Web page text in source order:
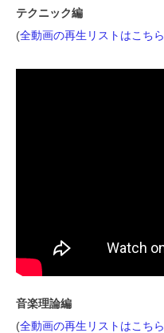
テクニック編
(全動画の再生リストはこちら
音楽理論編
(全動画の再生リストはこちら